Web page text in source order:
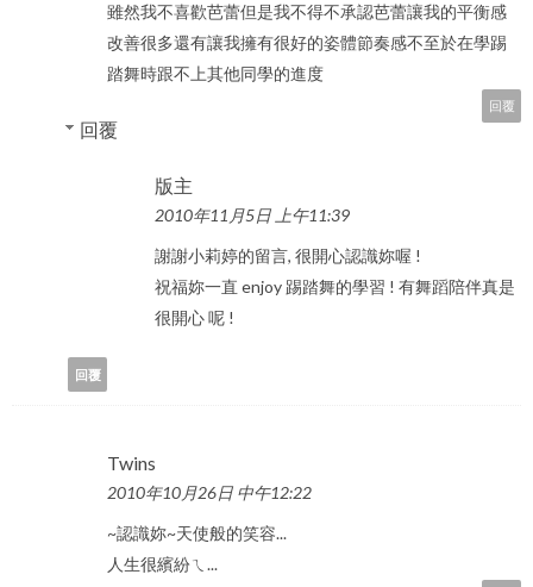
雖然我不喜歡芭蕾但是我不得不承認芭蕾讓我的平衡感
改善很多還有讓我擁有很好的姿體節奏感不至於在學踢
踏舞時跟不上其他同學的進度
回覆
回覆
版主
2010年11月5日 上午11:39
謝謝小莉婷的留言, 很開心認識妳喔 !
祝福妳一直 enjoy 踢踏舞的學習 ! 有舞蹈陪伴真是
很開心 呢 !
回覆
Twins
2010年10月26日 中午12:22
~認識妳~天使般的笑容...
人生很繽紛ㄟ...